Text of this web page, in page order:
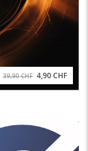
39,90 CHF 4,90 CHF